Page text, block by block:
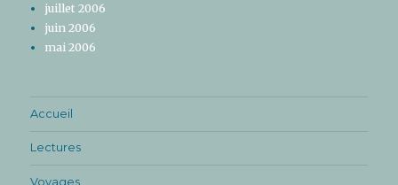
juillet 2006
juin 2006
mai 2006
Accueil
Lectures
Voyages